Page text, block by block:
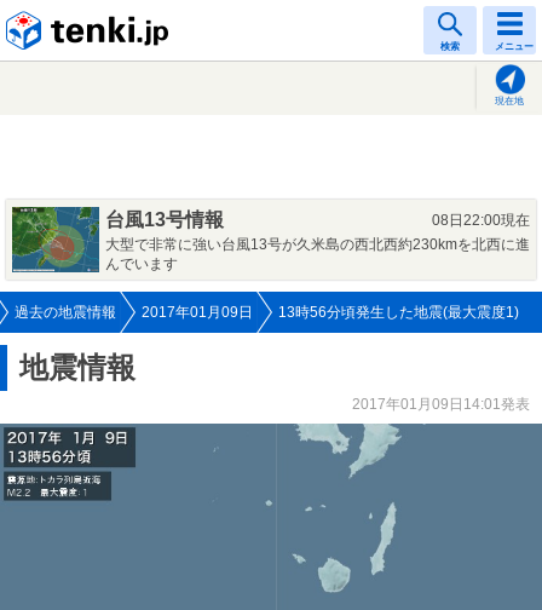
検索 メニュー
現在地
台風13号情報
08日22:00現在
大型で非常に強い台風13号が久米島の西北西約230kmを北西に進
んでいます
過去の地震情報 2017年01月09日 13時56分頃発生した地震(最大震度1)
地震情報
2017年01月09日14:01発表